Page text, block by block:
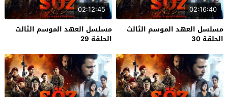
02:16:40
مسلسل العهد الموسم الثالث
الحلقة 30
02:12:45
مسلسل العهد الموسم الثالث
الحلقة 29